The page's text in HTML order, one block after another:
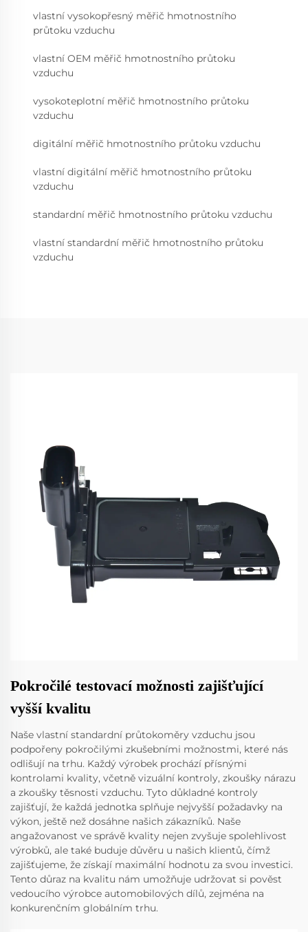
vlastní vysokopřesný měřič hmotnostního
průtoku vzduchu
vlastní OEM měřič hmotnostního průtoku
vzduchu
vysokoteplotní měřič hmotnostního průtoku
vzduchu
digitální měřič hmotnostního průtoku vzduchu
vlastní digitální měřič hmotnostního průtoku
vzduchu
standardní měřič hmotnostního průtoku vzduchu
vlastní standardní měřič hmotnostního průtoku
vzduchu
Pokročilé testovací možnosti zajišťující
vyšší kvalitu
Naše vlastní standardní průtokoměry vzduchu jsou
podpořeny pokročilými zkušebními možnostmi, které nás
odlišují na trhu. Každý výrobek prochází přísnými
kontrolami kvality, včetně vizuální kontroly, zkoušky nárazu
a zkoušky těsnosti vzduchu. Tyto důkladné kontroly
zajišťují, že každá jednotka splňuje nejvyšší požadavky na
výkon, ještě než dosáhne našich zákazníků. Naše
angažovanost ve správě kvality nejen zvyšuje spolehlivost
výrobků, ale také buduje důvěru u našich klientů, čímž
zajišťujeme, že získají maximální hodnotu za svou investici.
Tento důraz na kvalitu nám umožňuje udržovat si pověst
vedoucího výrobce automobilových dílů, zejména na
konkurenčním globálním trhu.